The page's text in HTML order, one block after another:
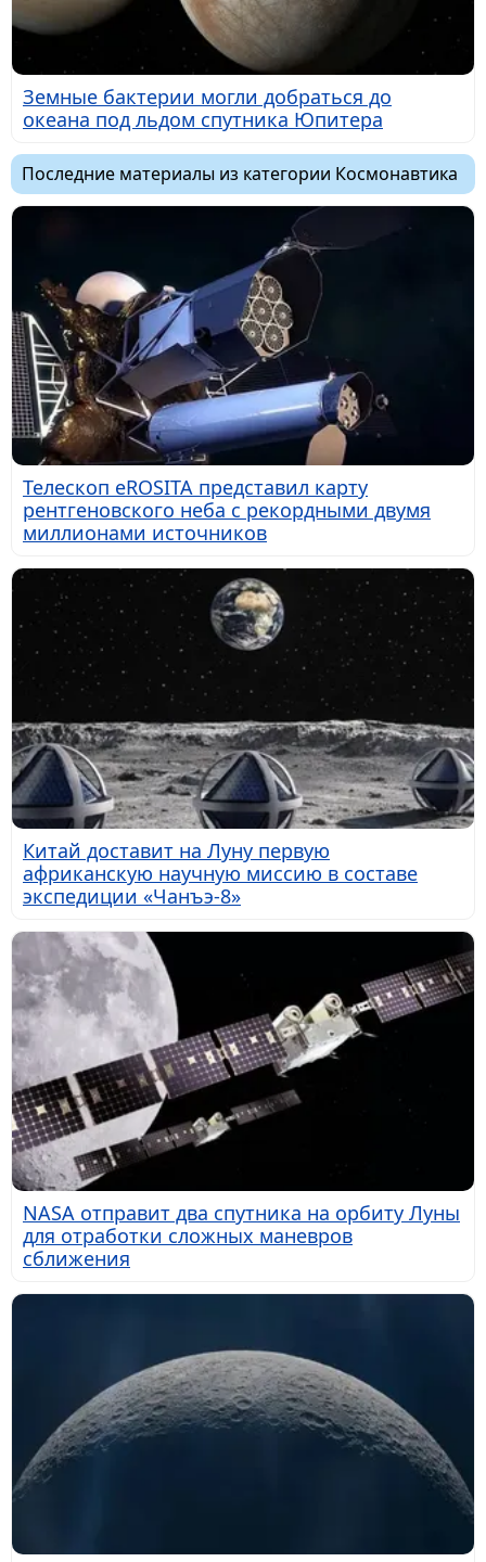
Земные бактерии могли добраться до
океана под льдом спутника Юпитера
Последние материалы из категории Космонавтика
Телескоп eROSITA представил карту
рентгеновского неба с рекордными двумя
миллионами источников
Китай доставит на Луну первую
африканскую научную миссию в составе
экспедиции «Чанъэ-8»
NASA отправит два спутника на орбиту Луны
для отработки сложных маневров
сближения